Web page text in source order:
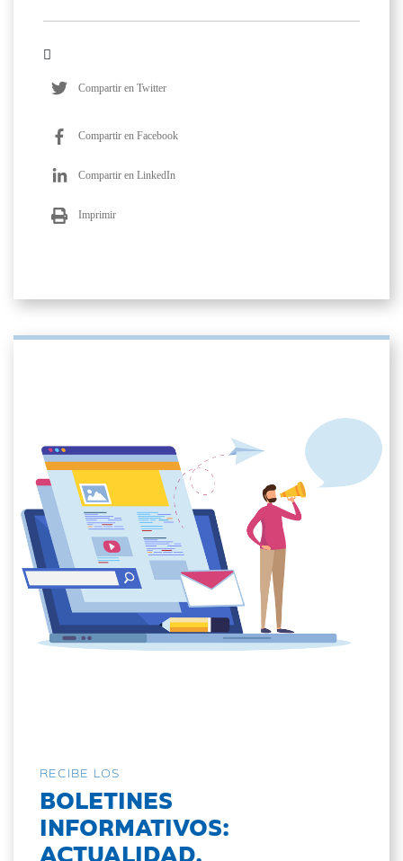
Compartir en Twitter
Compartir en Facebook
Compartir en LinkedIn
Imprimir
RECIBE LOS
BOLETINES
INFORMATIVOS:
ACTUALIDAD,